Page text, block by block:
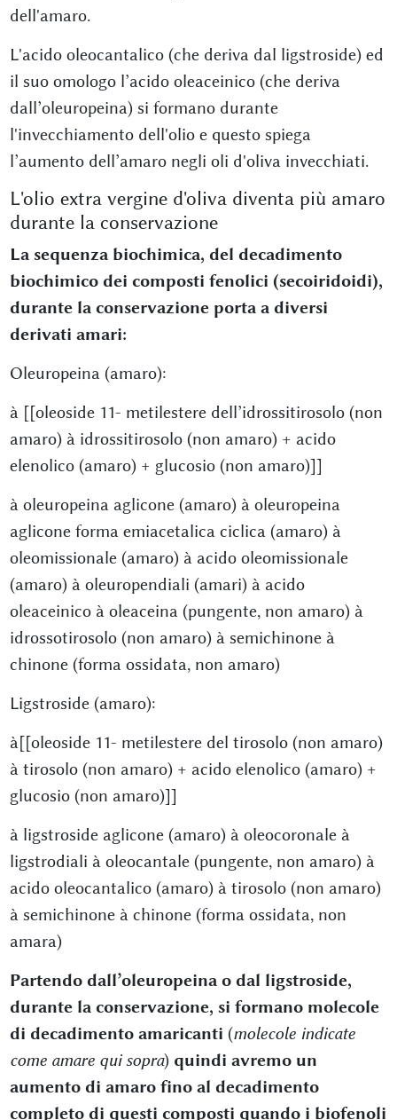
dell'amaro.
L'acido oleocantalico (che deriva dal ligstroside) ed
il suo omologo l’acido oleaceinico (che deriva
dall’oleuropeina) si formano durante
l'invecchiamento dell'olio e questo spiega
l’aumento dell’amaro negli oli d'oliva invecchiati.
L'olio extra vergine d'oliva diventa più amaro
durante la conservazione
La sequenza biochimica, del decadimento
biochimico dei composti fenolici (secoiridoidi),
durante la conservazione porta a diversi
derivati amari:
Oleuropeina (amaro):
à [[oleoside 11- metilestere dell’idrossitirosolo (non
amaro) à idrossitirosolo (non amaro) + acido
elenolico (amaro) + glucosio (non amaro)]]
à oleuropeina aglicone (amaro) à oleuropeina
aglicone forma emiacetalica ciclica (amaro) à
oleomissionale (amaro) à acido oleomissionale
(amaro) à oleuropendiali (amari) à acido
oleaceinico à oleaceina (pungente, non amaro) à
idrossotirosolo (non amaro) à semichinone à
chinone (forma ossidata, non amaro)
Ligstroside (amaro):
à[[oleoside 11- metilestere del tirosolo (non amaro)
à tirosolo (non amaro) + acido elenolico (amaro) +
glucosio (non amaro)]]
à ligstroside aglicone (amaro) à oleocoronale à
ligstrodiali à oleocantale (pungente, non amaro) à
acido oleocantalico (amaro) à tirosolo (non amaro)
à semichinone à chinone (forma ossidata, non
amara)
Partendo dall’oleuropeina o dal ligstroside,
durante la conservazione, si formano molecole
di decadimento amaricanti (molecole indicate
come amare qui sopra) quindi avremo un
aumento di amaro fino al decadimento
completo di questi composti quando i biofenoli